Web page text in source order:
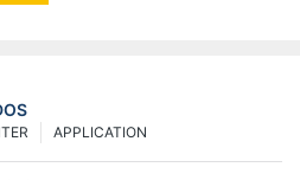
APPLICATION